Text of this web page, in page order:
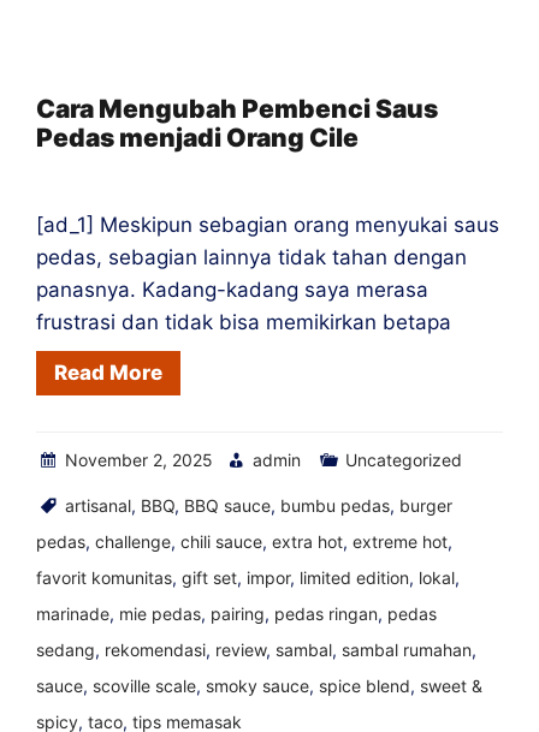
Pecinta
Saus
Cara Mengubah Pembenci Saus
Pedas menjadi Orang Cile
[ad_1] Meskipun sebagian orang menyukai saus
pedas, sebagian lainnya tidak tahan dengan
panasnya. Kadang-kadang saya merasa
frustrasi dan tidak bisa memikirkan betapa
Read More
November 2, 2025 admin Uncategorized
artisanal, BBQ, BBQ sauce, bumbu pedas, burger
pedas, challenge, chili sauce, extra hot, extreme hot,
favorit komunitas, gift set, impor, limited edition, lokal,
marinade, mie pedas, pairing, pedas ringan, pedas
sedang, rekomendasi, review, sambal, sambal rumahan,
sauce, scoville scale, smoky sauce, spice blend, sweet &
spicy, taco, tips memasak